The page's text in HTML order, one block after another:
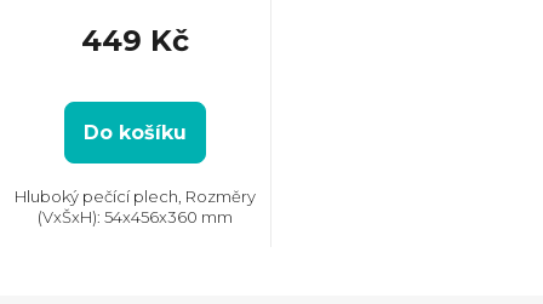
5,0
5
hvězdiček.
449 Kč
Do košíku
Hluboký pečící plech, Rozměry
(VxŠxH): 54x456x360 mm